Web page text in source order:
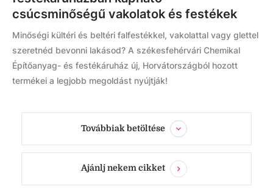
csúcsminőségű vakolatok és festékek
Minőségi kültéri és beltéri falfestékkel, vakolattal vagy glettel
szeretnéd bevonni lakásod? A székesfehérvári Chemikal
Építőanyag- és festékáruház új, Horvátországból hozott
termékei a legjobb megoldást nyújtják!
Továbbiak betöltése
Ajánlj nekem cikket